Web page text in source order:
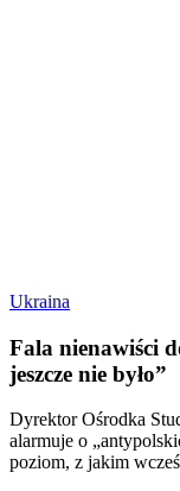
Ukraina
Fala nienawiści
jeszcze nie było”
Dyrektor Ośrodka
alarmuje o
poziom, z jakim